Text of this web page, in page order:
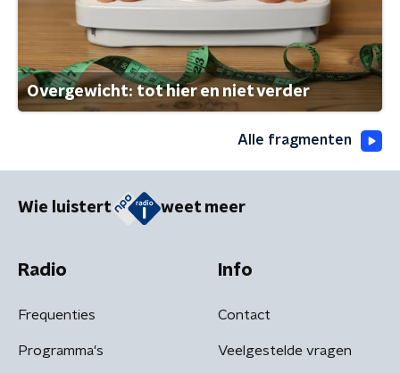
Overgewicht: tot hier en niet verder
Alle fragmenten
Wie luistert weet meer
Radio
Frequenties
Programma's
Info
Contact
Veelgestelde vragen